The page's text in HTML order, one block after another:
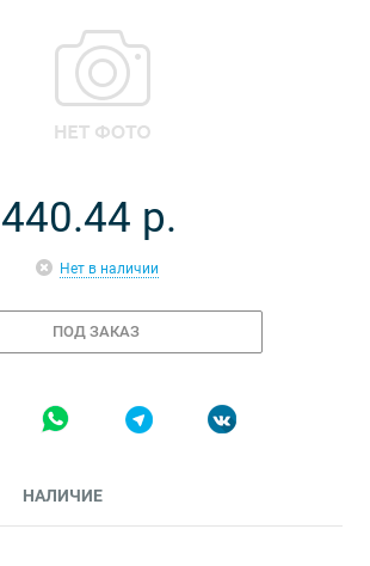
440.44 р.
Нет в наличии
ПОД ЗАКАЗ
НАЛИЧИЕ